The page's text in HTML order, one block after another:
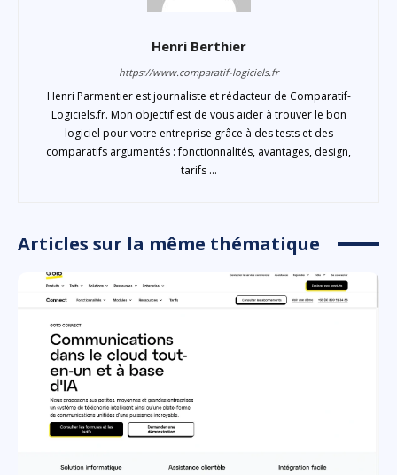
Henri Berthier
https://www.comparatif-logiciels.fr
Henri Parmentier est journaliste et rédacteur de Comparatif-
Logiciels.fr. Mon objectif est de vous aider à trouver le bon
logiciel pour votre entreprise grâce à des tests et des
comparatifs argumentés : fonctionnalités, avantages, design,
tarifs ...
Articles sur la même thématique